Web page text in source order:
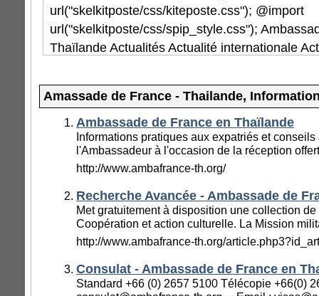
url("skelkitposte/css/kiteposte.css"); @import
url("skelkitposte/css/spip_style.css");
Thaïlande Actualités Actualité internationale
commerce Coopération et action culturelle La
France La Thaïlande Présidence de l’Union
» Informations générales » Visas court séjour
court séjour pour la Thaïlande Le
les ressortissants de 36 pays, dont les
national sans visa pour un séjour de moins de
condition pour obtenir cette exemption : la
de plus de trois mois à l’arrivée en Thaïlande
une extension de séjour, uniquement en
revenant à l’issue de la durée du séjour.
2006, la durée totale du séjour en Thaïlande,
sans visa, ne peut excéder 90 jours sur une
Amassade de France - Thailande,
Ambassade de France en Thaïlande
Informations pratiques aux expatriés et
l'Ambassadeur à l'occasion de la réception
http://www.ambafrance-th.org/
Recherche Avancée - Ambassade de
Met gratuitement à disposition une collection
Coopération et action culturelle. La Mission
http://www.ambafrance-th.org/
Consulat - Ambassade de France en
Standard +66 (0) 2657 5100 Télécopie +66(0)